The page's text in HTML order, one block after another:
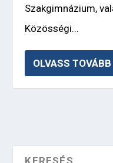
Szakgimnázium,
Közösségi...
OLVASS TOVÁBB